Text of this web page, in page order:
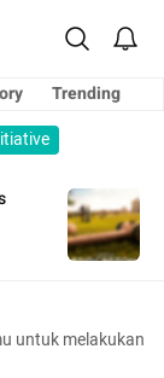
Trending
untuk melakukan